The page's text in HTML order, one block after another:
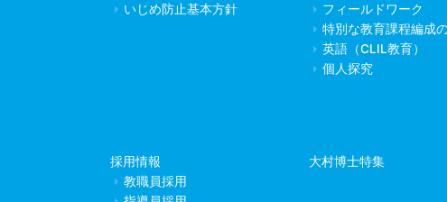
いじめ防止基本方針
フィールドワーク
特別な教育課程編成
英語（CLIL教育）
個人探究
採用情報
教職員採用
大村博士特集